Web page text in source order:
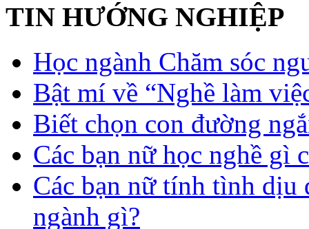
TIN HƯỚNG NGHIỆP
Học ngành Chăm sóc
Bật mí về “Nghề làm
Biết chọn con đường
Các bạn nữ học nghề gì
Các bạn nữ tính tình dịu
ngành gì?